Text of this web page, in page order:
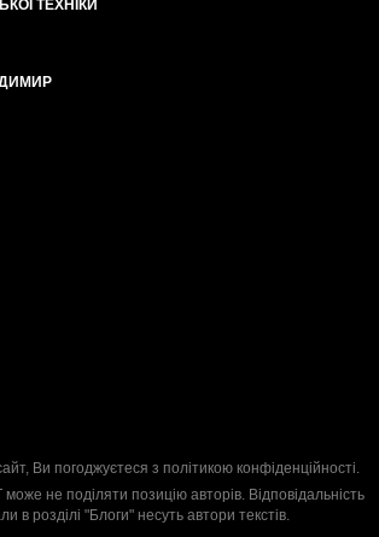
ТЕХНІКИ
Ви погоджуєтеся з політикою конфіденційності.
не поділяти позицію авторів. Відповідальність
в розділі "Блоги" несуть автори текстів.